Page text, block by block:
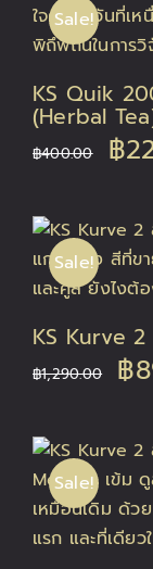
฿
Sale!
KS Quik
(Herbal
฿400.00
฿
฿
Sale!
KS Kurve
฿1,290.00
฿
฿
Sale!